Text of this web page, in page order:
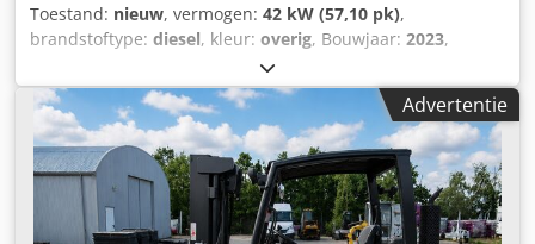
Toestand: nieuw, vermogen: 42 kW (57,10 pk),
brandstoftype: diesel, kleur: overig, Bouwjaar: 2023,
, Uitrusting:airconditioning
Wiel Leeggewicht: 6.171 kg Afmetingen (L x B x H): 612 x
192 x 295 cm Motortype: Bobcat DM02VB Maximale
reikwijdte: 640 cm CE-markering: ja Algemene staat: zeer
goed Technische staat: zeer goed Visuele staat: zeer goed
Djdpjzl S N Sefx Agusck = Verdere opties en accessoires = -
Werkverlichting - Ventilator - Hamer-/sorteerfunctie -
Radio/Bluetooth - Draaifunctie - Schuifblad - Verwarmde
Advertentie